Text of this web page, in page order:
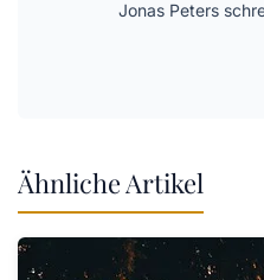
Jonas Peters
Ähnliche Artikel